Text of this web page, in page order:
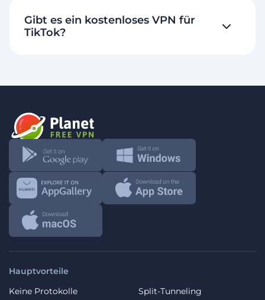
Gibt es ein kostenloses VPN für
TikTok?
Hauptvorteile
Keine Protokolle
Split-Tunneling